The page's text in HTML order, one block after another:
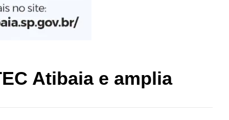
Atibaia e amplia